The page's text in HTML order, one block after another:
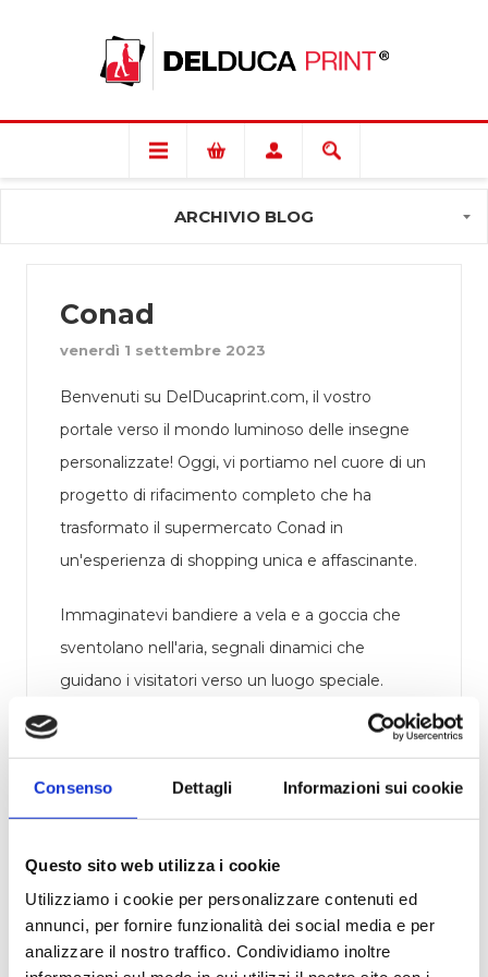
Consenso Dettagli Informazioni sui cookie
Questo sito web utilizza i cookie
Utilizziamo i cookie per personalizzare contenuti ed
annunci, per fornire funzionalità dei social media e per
analizzare il nostro traffico. Condividiamo inoltre
ARCHIVIO BLOG
Conad
venerdì 1 settembre 2023
Benvenuti su DelDucaprint.com, il vostro
portale verso il mondo luminoso delle insegne
personalizzate! Oggi, vi portiamo nel cuore di un
progetto di rifacimento completo che ha
trasformato il supermercato Conad in
un'esperienza di shopping unica e affascinante.
Immaginatevi bandiere a vela e a goccia che
sventolano nell'aria, segnali dinamici che
guidano i visitatori verso un luogo speciale.
Questi sono solo l'inizio di un'esplosione di
L'insegna luminosa è il vero gioiello di questo
fondale in lamiera zincata, questa insegna è un
faro di luce e stile. La notte si accende con
un'illuminazione affascinante, mentre il nome
'Conad' brilla nel buio, invitando i clienti a